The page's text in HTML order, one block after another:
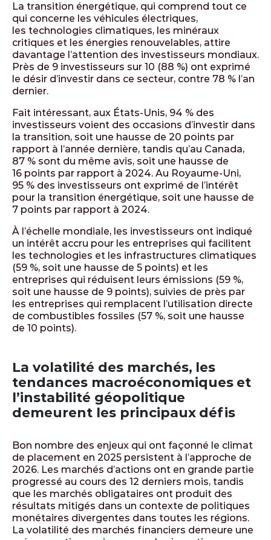
La transition énergétique, qui comprend tout ce
qui concerne les véhicules électriques,
les technologies climatiques, les minéraux
critiques et les énergies renouvelables, attire
davantage l’attention des investisseurs mondiaux.
Près de 9 investisseurs sur 10 (88 %) ont exprimé
le désir d’investir dans ce secteur, contre 78 % l’an
dernier.
Fait intéressant, aux États-Unis, 94 % des
investisseurs voient des occasions d’investir dans
la transition, soit une hausse de 20 points par
rapport à l’année dernière, tandis qu’au Canada,
87 % sont du même avis, soit une hausse de
16 points par rapport à 2024. Au Royaume-Uni,
95 % des investisseurs ont exprimé de l’intérêt
pour la transition énergétique, soit une hausse de
7 points par rapport à 2024.
À l’échelle mondiale, les investisseurs ont indiqué
un intérêt accru pour les entreprises qui facilitent
les technologies et les infrastructures climatiques
(59 %, soit une hausse de 5 points) et les
entreprises qui réduisent leurs émissions (59 %,
soit une hausse de 9 points), suivies de près par
les entreprises qui remplacent l’utilisation directe
de combustibles fossiles (57 %, soit une hausse
de 10 points).
La volatilité des marchés, les
tendances macroéconomiques et
l’instabilité géopolitique
demeurent les principaux défis
Bon nombre des enjeux qui ont façonné le climat
de placement en 2025 persistent à l’approche de
2026. Les marchés d’actions ont en grande partie
progressé au cours des 12 derniers mois, tandis
que les marchés obligataires ont produit des
résultats mitigés dans un contexte de politiques
monétaires divergentes dans toutes les régions.
La volatilité des marchés financiers demeure une